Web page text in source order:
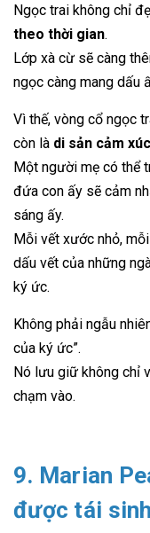
Ngọc trai không chỉ
theo thời gian.
Lớp xà cừ sẽ càng
ngọc càng mang dấu
Vì thế, vòng cổ ngọc
còn là di sản cảm xúc
Một người mẹ có thể
đứa con ấy sẽ cảm
sáng ấy.
Mỗi vết xước nhỏ,
dấu vết của những
ký ức.
Không phải ngẫu
của ký ức”.
Nó lưu giữ không chỉ
chạm vào.
9. Marian
được tái